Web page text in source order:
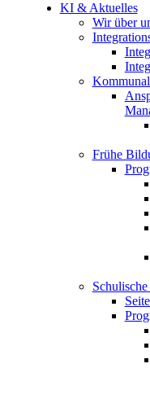
KI & Aktuelles
Wir über
Frühe